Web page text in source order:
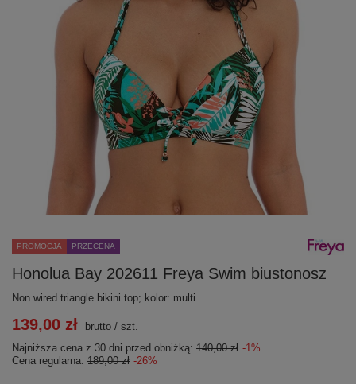
PROMOCJA PRZECENA
Honolua Bay 202611 Freya Swim biustonosz
Non wired triangle bikini top; kolor: multi
139,00 zł brutto / szt.
Najniższa cena z 30 dni przed obniżką: 140,00 zł -1%
Cena regularna: 189,00 zł -26%